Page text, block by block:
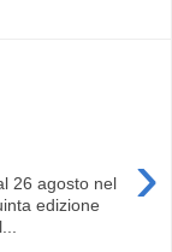
›
26 agosto nel
edizione